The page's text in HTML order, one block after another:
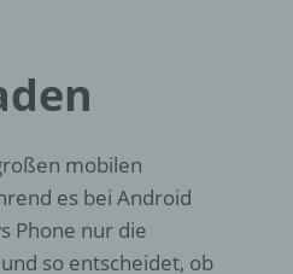
mobilen
es bei Android
Phone nur die
so entscheidet, ob